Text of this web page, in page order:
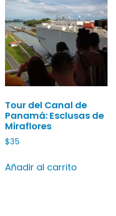
Tour del Canal de
Panamá: Esclusas de
Miraflores
$35
Añadir al carrito